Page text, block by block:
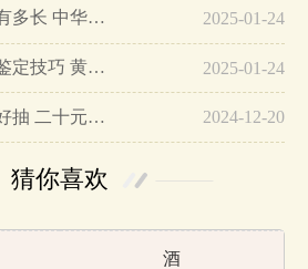
中华香烟保质期一般有多长 中华香烟保质期在哪里看的… 2025-01-24
黄鹤楼平安久久真伪鉴定技巧 黄鹤楼平安久久二维码在哪里… 2025-01-24
二十元左右的烟哪个好抽 二十元左右的香烟排行榜最新款… 2024-12-20
猜你喜欢
酒